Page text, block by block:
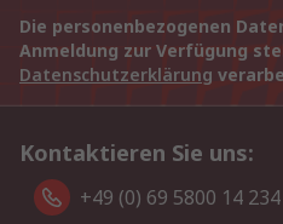
Die personenbezogenen
Anmeldung zur Verfügung
Datenschutzerklärung
Kontaktieren Sie uns:
+49 (0) 69 5800 14 234